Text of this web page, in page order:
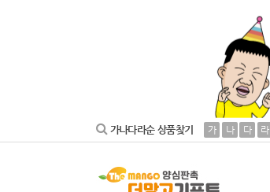
가나다라순 상품찾기 가 나 다 라